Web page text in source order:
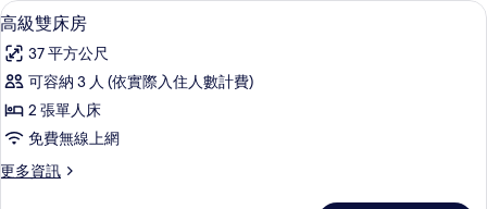
片
房
詳
情
顯
示
高
級
雙
床
房
高級雙床房 | 迷你吧、客房內保險箱
5
高級雙床房
37 平方公尺
可容納 3 人 (依實際入住人數計費)
2 張單人床
免費無線上網
更多資訊
更